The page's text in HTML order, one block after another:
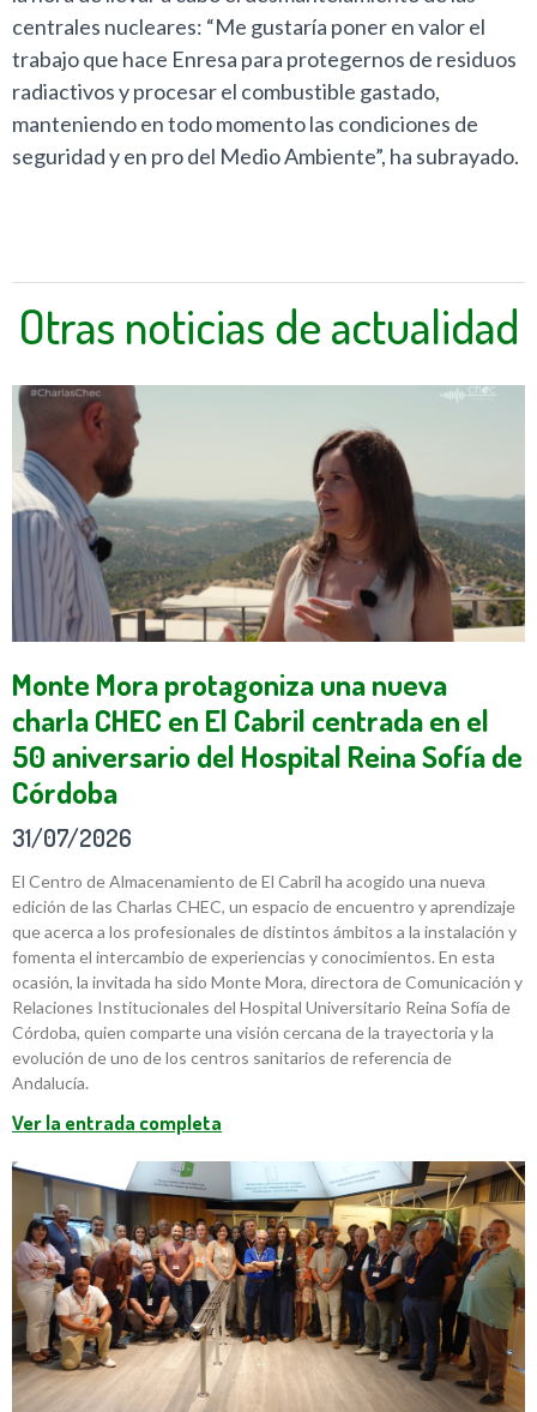
centrales nucleares: “Me gustaría poner en valor el
trabajo que hace Enresa para protegernos de residuos
radiactivos y procesar el combustible gastado,
manteniendo en todo momento las condiciones de
seguridad y en pro del Medio Ambiente”, ha subrayado.
Otras noticias de actualidad
Monte Mora protagoniza una nueva
charla CHEC en El Cabril centrada en el
50 aniversario del Hospital Reina Sofía de
Córdoba
31/07/2026
El Centro de Almacenamiento de El Cabril ha acogido una nueva
edición de las Charlas CHEC, un espacio de encuentro y aprendizaje
que acerca a los profesionales de distintos ámbitos a la instalación y
fomenta el intercambio de experiencias y conocimientos. En esta
ocasión, la invitada ha sido Monte Mora, directora de Comunicación y
Relaciones Institucionales del Hospital Universitario Reina Sofía de
Córdoba, quien comparte una visión cercana de la trayectoria y la
evolución de uno de los centros sanitarios de referencia de
Andalucía.
Ver la entrada completa